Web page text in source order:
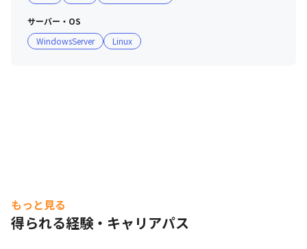
サーバー・OS
WindowsServer
Linux
もっと見る
得られる経験・キャリアパス